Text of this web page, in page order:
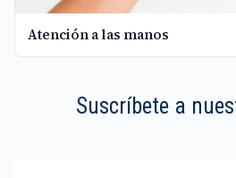
Atención a las manos
Suscríbete a